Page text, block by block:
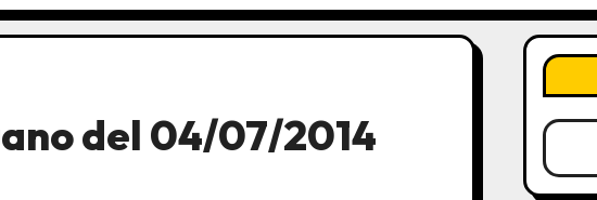
del 04/07/2014